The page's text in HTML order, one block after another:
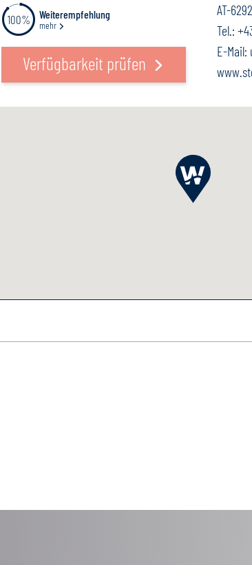
100% Weiterempfehlung
mehr
Verfügbarkeit prüfen
AT-
Tel.:
E-Mail: